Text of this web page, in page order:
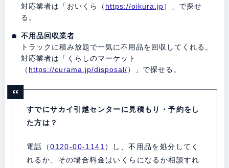
対応業者は「おいくら（ https://oikura.jp）」で探せ
る。
不用品回収業者
トラックに積み放題で一気に不用品を回収してくれる。
対応業者は「くらしのマーケット
（ https://curama.jp/disposal/）」で探せる。
すでにサカイ引越センターに見積もり・予約をし
た方は？
電話（0120-00-1141）し、不用品を処分してく
れるか、その場合料金はいくらになるか相談すれ